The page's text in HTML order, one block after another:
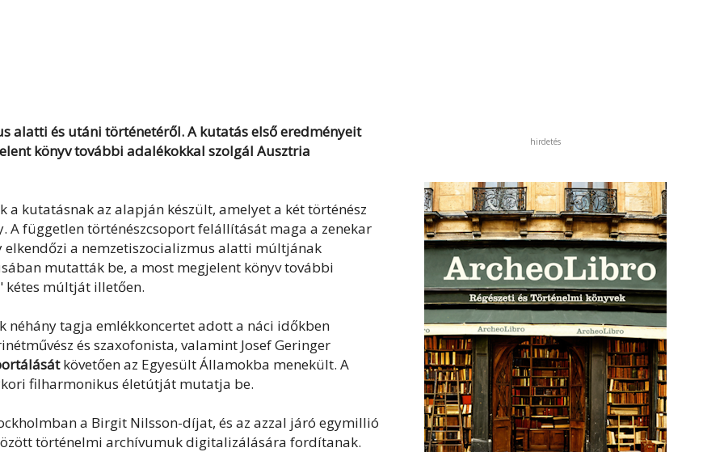
alatti és utáni történetéről. A kutatás első eredményeit
könyv további adalékokkal szolgál Ausztria
kutatásnak az alapján készült, amelyet a két történész
A független történészcsoport felállítását maga a zenekar
elkendőzi a nemzetiszocializmus alatti múltjának
mutatták be, a most megjelent könyv további
kétes múltját illetően.
néhány tagja emlékkoncertet adott a náci időkben
és szaxofonista, valamint Josef Geringer
követően az Egyesült Államokba menekült. A
filharmonikus életútját mutatja be.
a Birgit Nilsson-díjat, és az azzal járó egymillió
történelmi archívumuk digitalizálására fordítanak.
hirdetés